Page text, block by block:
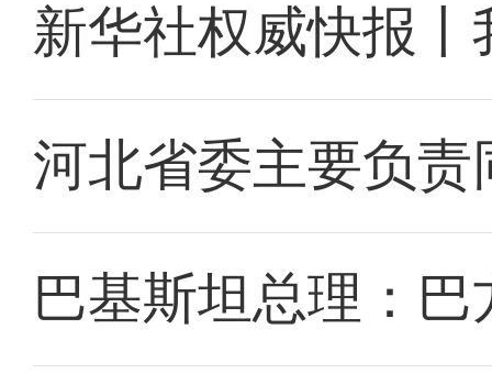
新华社权威快报
河北省委主要负
巴基斯坦总理：